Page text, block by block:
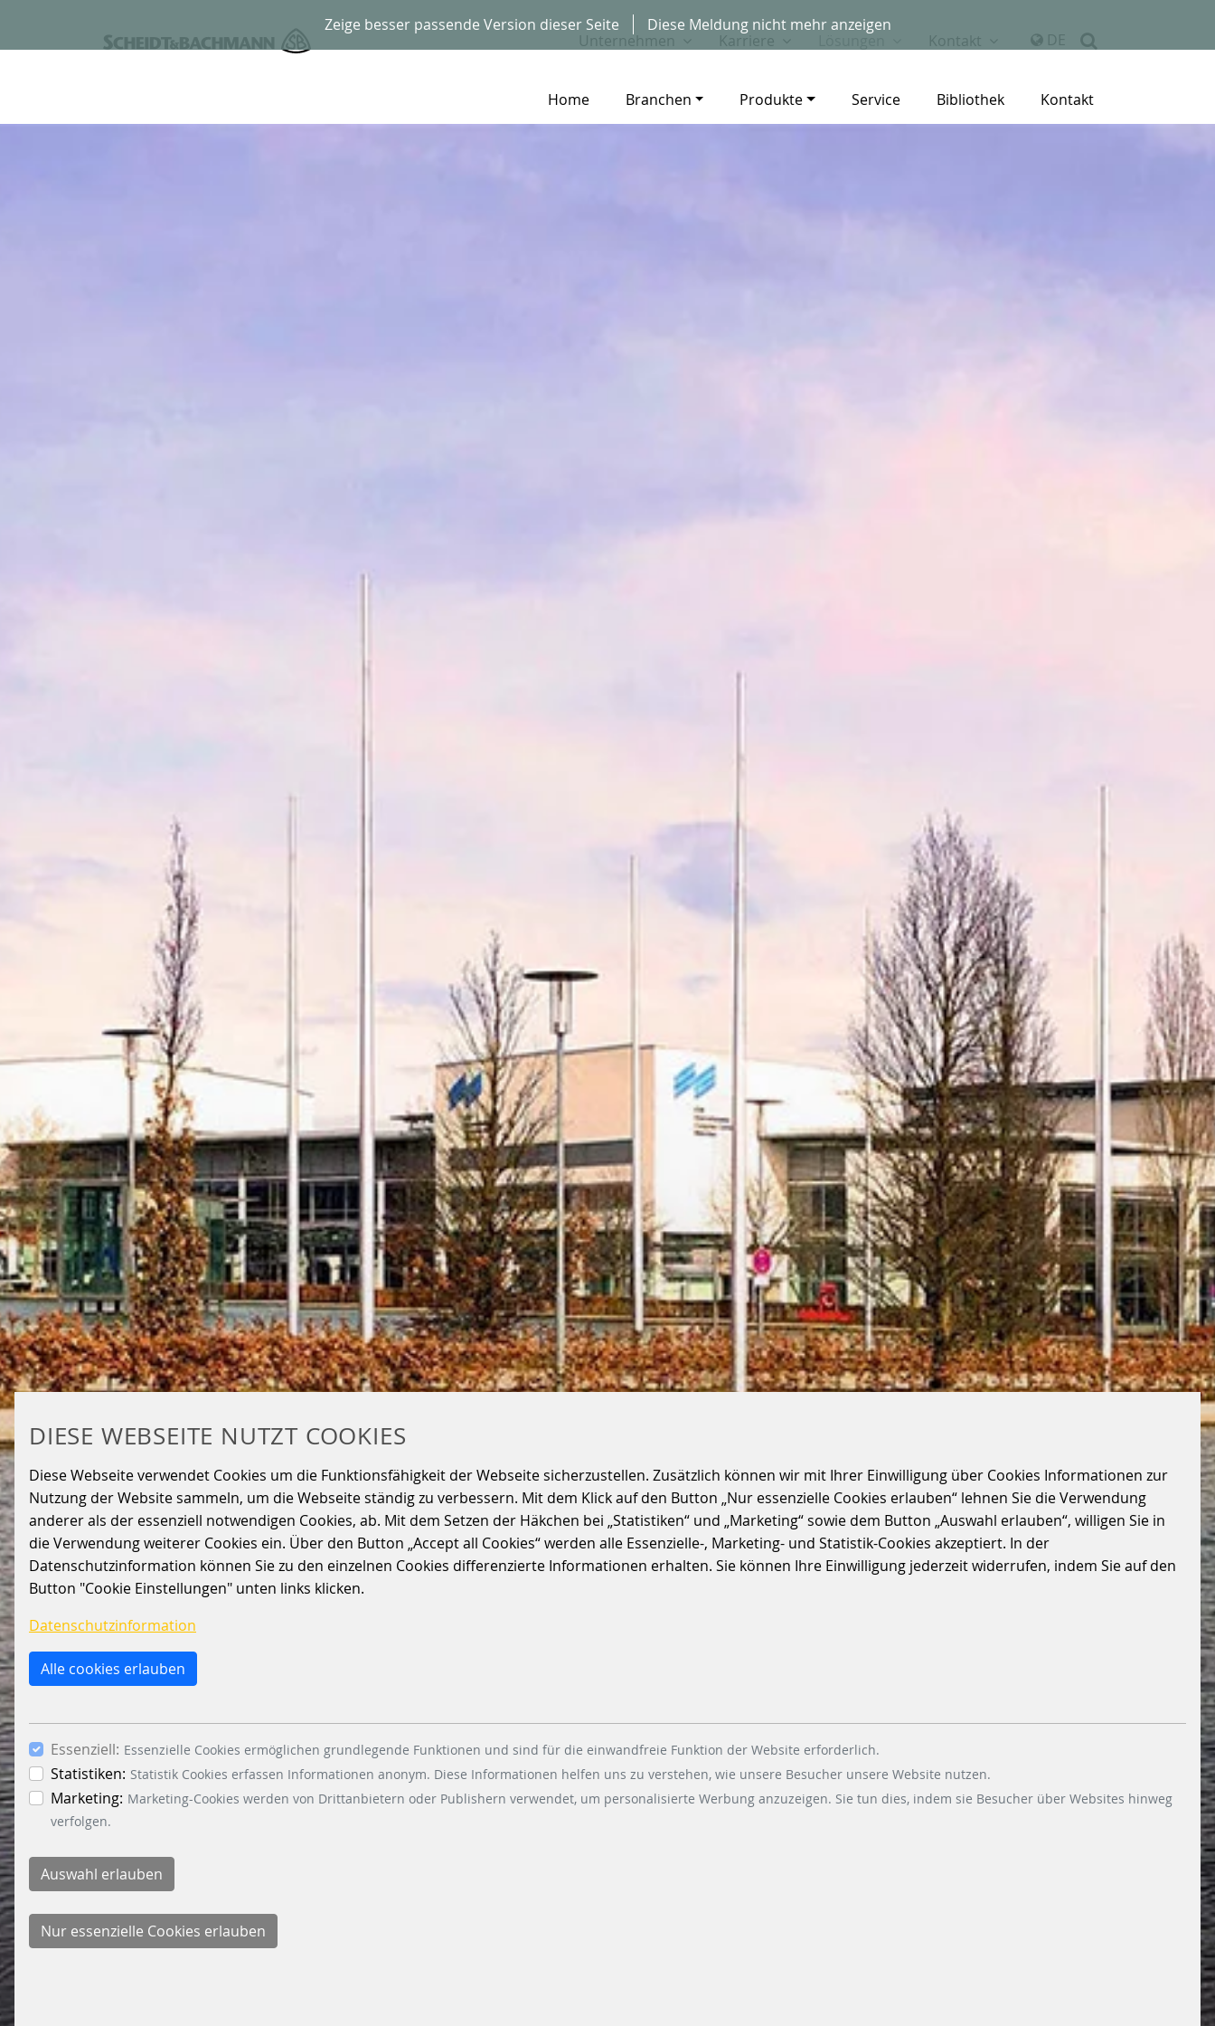
Zeige besser passende Version dieser Seite Diese Meldung nicht mehr anzeigen
DIESE WEBSEITE NUTZT COOKIES
Diese Webseite verwendet Cookies um die Funktionsfähigkeit der Webseite sicherzustellen. Zusätzlich können wir mit Ihrer Einwilligung über Cookies Informationen zur
Nutzung der Website sammeln, um die Webseite ständig zu verbessern. Mit dem Klick auf den Button „Nur essenzielle Cookies erlauben“ lehnen Sie die Verwendung
anderer als der essenziell notwendigen Cookies, ab. Mit dem Setzen der Häkchen bei „Statistiken“ und „Marketing“ sowie dem Button „Auswahl erlauben“, willigen Sie in
die Verwendung weiterer Cookies ein. Über den Button „Accept all Cookies“ werden alle Essenzielle-, Marketing- und Statistik-Cookies akzeptiert. In der
Datenschutzinformation können Sie zu den einzelnen Cookies differenzierte Informationen erhalten. Sie können Ihre Einwilligung jederzeit widerrufen, indem Sie auf den
Button "Cookie Einstellungen" unten links klicken.
Datenschutzinformation
Alle cookies erlauben
Essenziell: Essenzielle Cookies ermöglichen grundlegende Funktionen und sind für die einwandfreie Funktion der Website erforderlich.
Statistiken: Statistik Cookies erfassen Informationen anonym. Diese Informationen helfen uns zu verstehen, wie unsere Besucher unsere Website nutzen.
Marketing: Marketing-Cookies werden von Drittanbietern oder Publishern verwendet, um personalisierte Werbung anzuzeigen. Sie tun dies, indem sie Besucher über Websites hinweg
verfolgen.
Unternehmen Karriere Kontakt DE
Home Branchen Produkte Service Bibliothek Kontakt